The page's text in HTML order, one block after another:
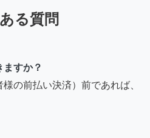
る質問
すか？
の前払い決済）前であれば、